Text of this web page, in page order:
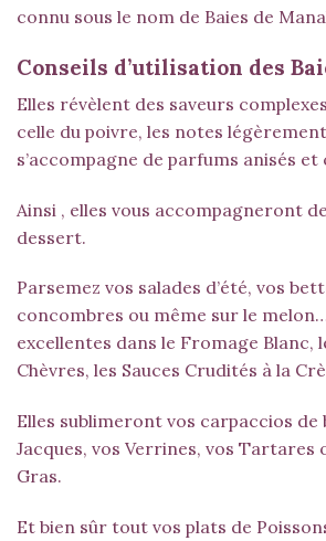
connu sous le nom de Baies de
Conseils d’utilisation des
Elles révèlent des saveurs
celle du poivre, les notes
s’accompagne de parfums anisés et
Ainsi , elles vous accompagneront
dessert.
Parsemez vos salades d’été, vos
concombres ou même sur le
excellentes dans le Fromage Blanc,
Chèvres, les Sauces Crudités à la
Elles sublimeront vos carpaccios de
Jacques, vos Verrines, vos Tartares
Gras.
Et bien sûr tout vos plats de